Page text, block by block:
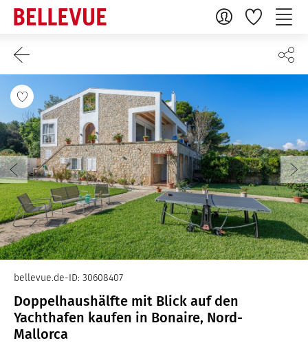
bellevue.de-ID: 30608407
Doppelhaushälfte mit Blick auf den
Yachthafen kaufen in Bonaire, Nord-
Mallorca